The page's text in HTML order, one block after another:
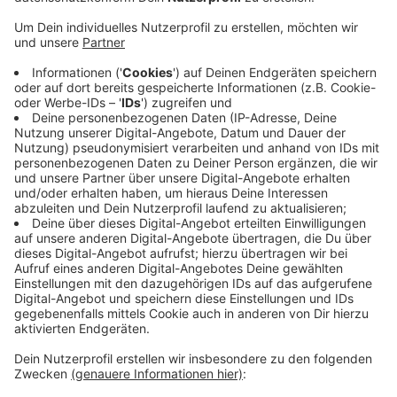
Handelskammer schauen sie etwas zuversichtlicher
als noch im Herbst in die Zukunft. Eine Trendwende
sieht die IHK jedoch nicht. Fast jedes fünfte
Unternehmen sei mit seiner wirtschaftlichen Situation
derzeit unzufrieden. Mit Sorge blicken die
Unternehmen weiter auf den Fachkräftemangel, die
hohen Energie- und Materialpreise. Die gute Nachricht:
Trotz der verhaltenen Stimmung suchen viele
Unternehmen Mitarbeiter.
Anzeige